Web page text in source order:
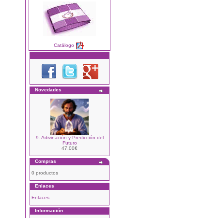
Catálogo
Novedades
9. Adivinación y Predicción del
Futuro
47.00€
Compras
0 productos
Enlaces
Enlaces
Información